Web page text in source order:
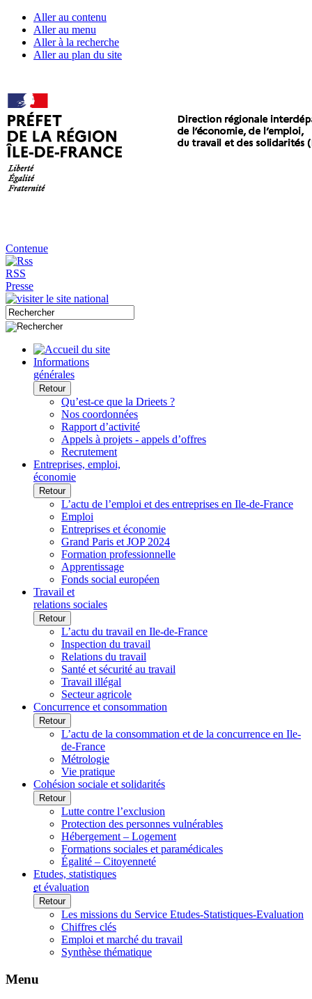
Aller au contenu
Aller au menu
Aller à la recherche
Aller au plan du site
Contenue
RSS
Presse
Informations
générales
Retour
Qu’est-ce que la Drieets ?
Nos coordonnées
Rapport d’activité
Appels à projets - appels d’offres
Recrutement
Entreprises, emploi,
économie
Retour
L’actu de l’emploi et des entreprises en Ile-de-France
Emploi
Entreprises et économie
Grand Paris et JOP 2024
Formation professionnelle
Apprentissage
Fonds social européen
Travail et
relations sociales
Retour
L’actu du travail en Ile-de-France
Inspection du travail
Relations du travail
Santé et sécurité au travail
Travail illégal
Secteur agricole
Concurrence et consommation
Retour
L’actu de la consommation et de la concurrence en Ile-
de-France
Métrologie
Vie pratique
Cohésion sociale et solidarités
Retour
Lutte contre l’exclusion
Protection des personnes vulnérables
Hébergement – Logement
Formations sociales et paramédicales
Égalité – Citoyenneté
Etudes, statistiques
et évaluation
Retour
Les missions du Service Etudes-Statistiques-Evaluation
Chiffres clés
Emploi et marché du travail
Synthèse thématique
Menu